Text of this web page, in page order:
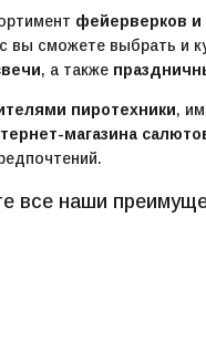
фейерверков и
вы сможете выбрать и
, а также
пиротехники,
магазина
все наши